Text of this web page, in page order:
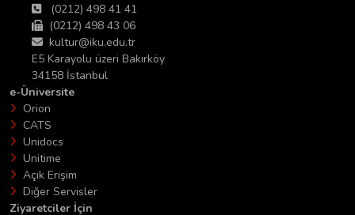
(0212) 498 41 41
(0212) 498 43 06
kultur@iku.edu.tr
E5 Karayolu üzeri Bakırköy
34158 İstanbul
e-Üniversite
Orion
CATS
Unidocs
Unitime
Açık Erişim
Diğer Servisler
Ziyaretciler İçin